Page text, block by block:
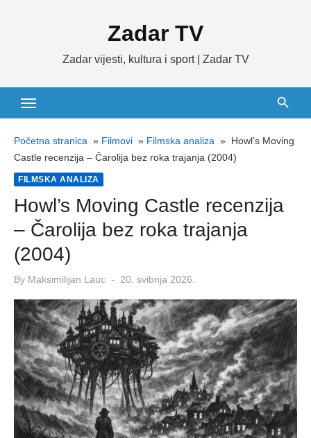
Zadar TV
Zadar vijesti, kultura i sport | Zadar TV
Početna stranica » Filmovi » Filmska analiza » Howl’s Moving
Castle recenzija – Čarolija bez roka trajanja (2004)
FILMSKA ANALIZA
Howl’s Moving Castle recenzija
– Čarolija bez roka trajanja
(2004)
By Maksimilijan Lauc
Posted
20. svibnja 2026.